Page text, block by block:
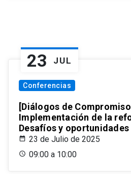
23 JUL
Conferencias
[Diálogos de
Implementación de la
Desafíos y oportunidades
23 de Julio de 2025
09:00 a 10:00